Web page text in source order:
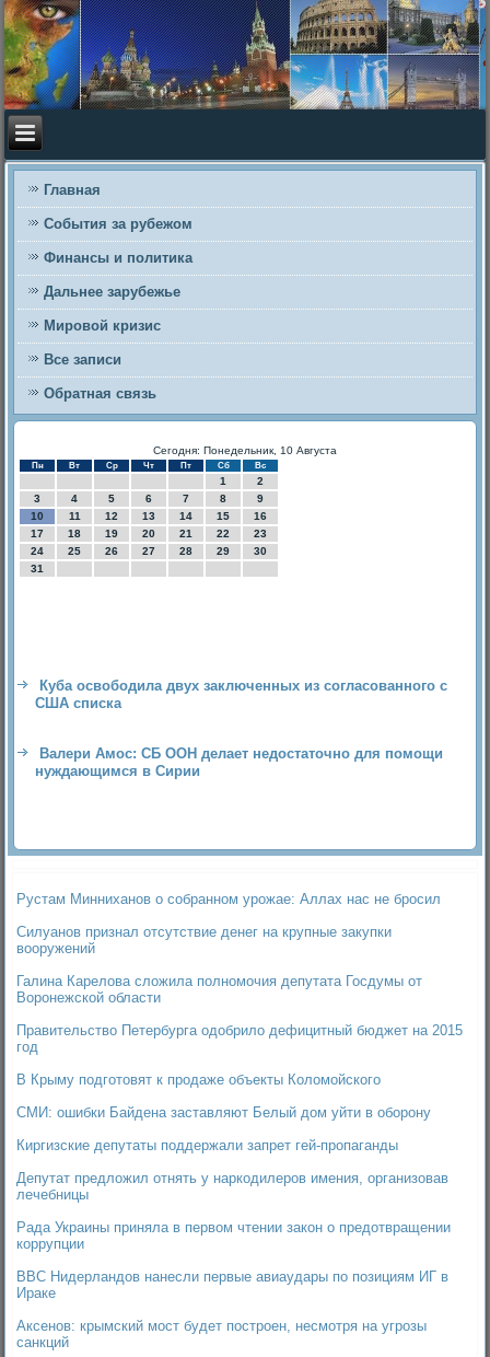
Главная
События за рубежом
Финансы и политика
Дальнее зарубежье
Мировой кризис
Все записи
Обратная связь
Сегодня: Понедельник, 10 Августа
Пн Вт Ср Чт Пт Сб Вс
1
2
3
4 5 6 7 8
9
10
11 12 13 14 15
16
17
18 19 20 21 22
23
24
25 26 27 28 29
30
31
Куба освободила двух заключенных из согласованного с
США списка
Валери Амос: СБ ООН делает недостаточно для помощи
нуждающимся в Сирии
Рустам Минниханов о собранном урожае: Аллах нас не бросил
Силуанов признал отсутствие денег на крупные закупки
вооружений
Галина Карелова сложила полномочия депутата Госдумы от
Воронежской области
Правительство Петербурга одобрило дефицитный бюджет на 2015
год
В Крыму подготовят к продаже объекты Коломойского
СМИ: ошибки Байдена заставляют Белый дом уйти в оборону
Киргизские депутаты поддержали запрет гей-пропаганды
Депутат предложил отнять у наркодилеров имения, организовав
лечебницы
Рада Украины приняла в первом чтении закон о предотвращении
коррупции
ВВС Нидерландов нанесли первые авиаудары по позициям ИГ в
Ираке
Аксенов: крымский мост будет построен, несмотря на угрозы
санкций